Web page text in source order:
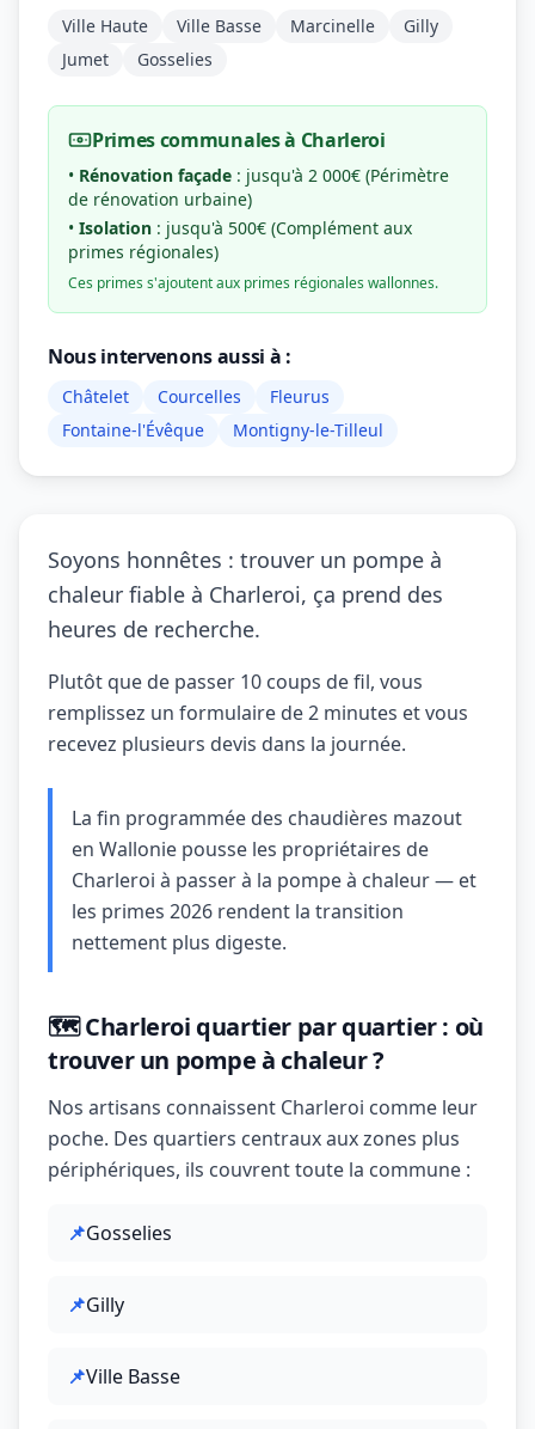
Ville Haute Ville Basse Marcinelle
Gilly
Jumet
Gosselies
Primes communales à Charleroi
• Rénovation façade : jusqu'à 2 000€ (Périmètre
de rénovation urbaine)
• Isolation : jusqu'à 500€ (Complément aux
primes régionales)
Ces primes s'ajoutent aux primes régionales wallonnes.
Nous intervenons aussi à :
Châtelet Courcelles
Fleurus
Fontaine-l'Évêque
Montigny-le-Tilleul
Soyons honnêtes : trouver un pompe à
chaleur fiable à Charleroi, ça prend des
heures de recherche.
Plutôt que de passer 10 coups de fil, vous
remplissez un formulaire de 2 minutes et vous
recevez plusieurs devis dans la journée.
La fin programmée des chaudières mazout
en Wallonie pousse les propriétaires de
Charleroi à passer à la pompe à chaleur — et
les primes 2026 rendent la transition
nettement plus digeste.
🗺️ Charleroi quartier par quartier : où
trouver un pompe à chaleur ?
Nos artisans connaissent Charleroi comme leur
poche. Des quartiers centraux aux zones plus
périphériques, ils couvrent toute la commune :
📌Gosselies
📌Gilly
📌Ville Basse